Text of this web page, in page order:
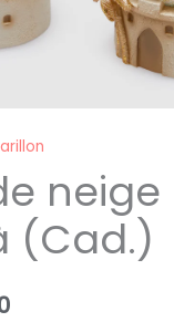
neige
(Cad.)